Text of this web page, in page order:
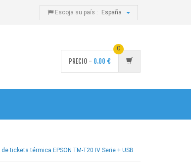
Escoja su país : España
PRECIO - 0.00 €
0
tickets térmica EPSON TM-T20 IV Serie + USB